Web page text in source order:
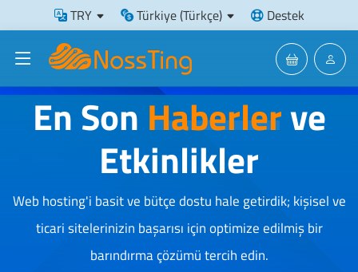
TRY Türkiye (Türkçe) Destek
En Son Haberlerve
Etkinlikler
Web hosting'i basit ve bütçe dostu hale getirdik; kişisel ve
ticari sitelerinizin başarısı için optimize edilmiş bir
barındırma çözümü tercih edin.